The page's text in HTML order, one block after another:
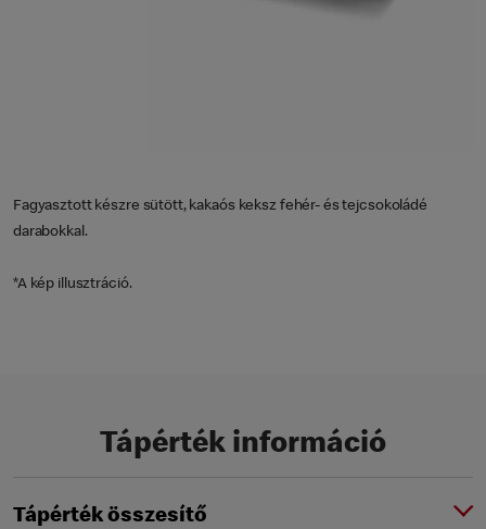
Fagyasztott készre sütött, kakaós keksz fehér- és tejcsokoládé
darabokkal.
*A kép illusztráció.
Tápérték információ
Tápérték összesítő